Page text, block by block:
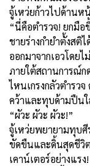
จู้เหว่ยก้าวไปด้านห
“นี่คือตำรวจ! ยกมื
ชายร่างกำยำตั้งสติ
ออกมาจากเอวโดย
ภายใต้สถานการณ์
ไหนเกรงกลัวตำรว
คว้าและทุบด้ามปืน
“ผัวะ ผัวะ ผัวะ!”
จู้เหว่ยพยายามทุบศี
ขัดขืนและดิ้นสุดชีวิต
เคาน์เตอร์อย่างแรง!